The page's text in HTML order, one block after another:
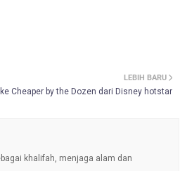
LEBIH BARU
Cheaper by the Dozen dari Disney hotstar
khalifah, menjaga alam dan